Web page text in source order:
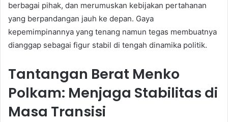
berbagai pihak, dan merumuskan kebijakan pertahanan
yang berpandangan jauh ke depan. Gaya
kepemimpinannya yang tenang namun tegas membuatnya
dianggap sebagai figur stabil di tengah dinamika politik.
Tantangan Berat Menko
Polkam: Menjaga Stabilitas di
Masa Transisi